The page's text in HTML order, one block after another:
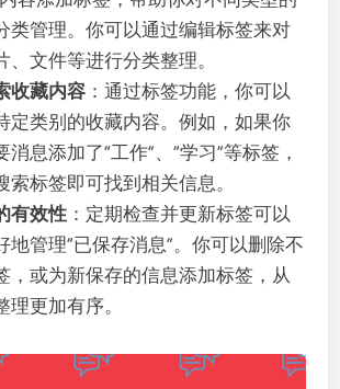
类管理。你可以通过编辑标签来对
、文件等进行分类整理。
收藏内容 ：通过标签功能，你可以
定类别的收藏内容。例如，如果你
消息添加了“工作”、“学习”等标签，
索标签即可找到相关信息。
有效性 ：定期检查并更新标签可以
地管理“已保存消息”。你可以删除不
，或为新保存的信息添加标签，从
理更加有序。